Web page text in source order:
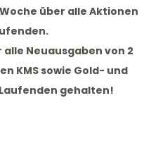
über alle Aktionen
alle Neuausgaben von 2
KMS sowie Gold- und
gehalten!